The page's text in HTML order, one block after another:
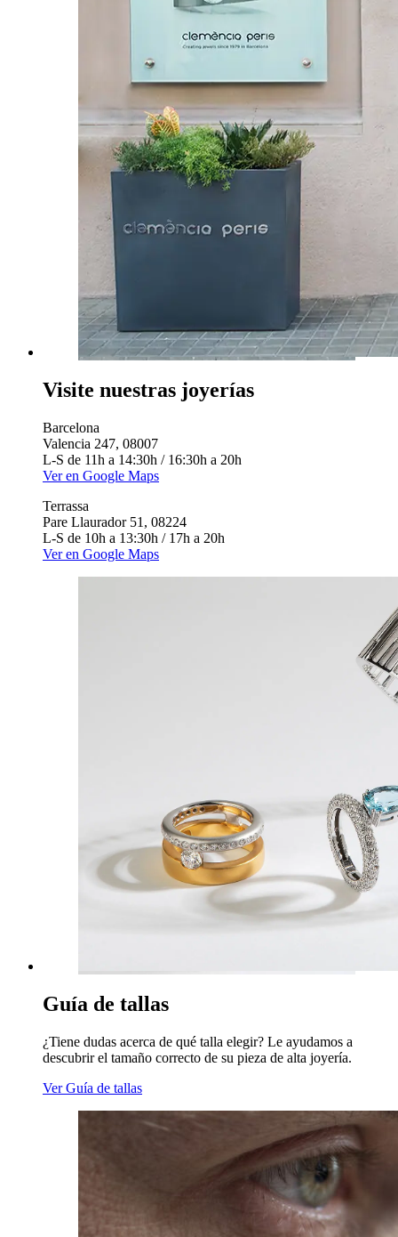
Visite nuestras joyerías
Barcelona
Valencia 247, 08007
L-S de 11h a 14:30h / 16:30h a 20h
Ver en Google Maps
Terrassa
Pare Llaurador 51, 08224
L-S de 10h a 13:30h / 17h a 20h
Ver en Google Maps
Guía de tallas
¿Tiene dudas acerca de qué talla elegir? Le ayudamos a
descubrir el tamaño correcto de su pieza de alta joyería.
Ver Guía de tallas